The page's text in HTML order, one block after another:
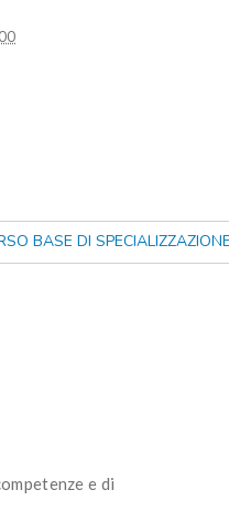
BASE DI
e di